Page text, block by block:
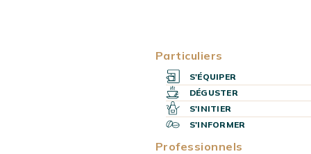
Particuliers
S'ÉQUIPER
DÉGUSTER
S'INITIER
S'INFORMER
Professionnels